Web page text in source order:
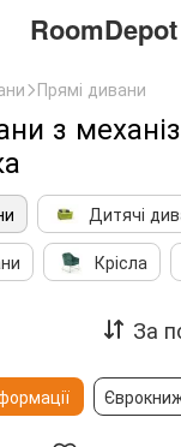
RoomDepot
Прямі дивани
з
Дитячі
Крісла
За